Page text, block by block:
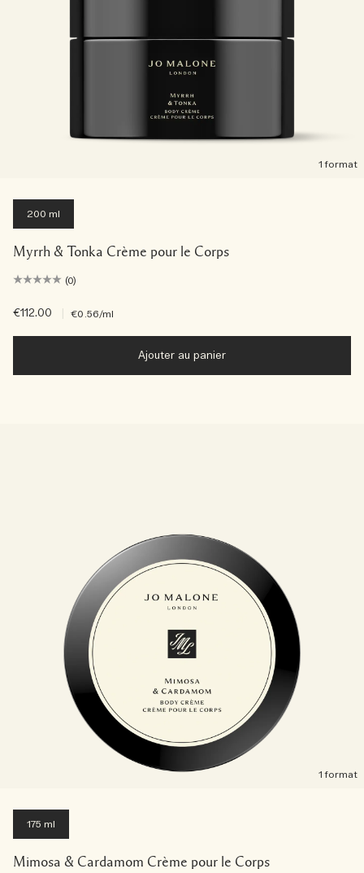
1 format
200 ml
Myrrh & Tonka Crème pour le Corps
(0)
€112.00 €0.56/ml
Ajouter au panier
1 format
175 ml
Mimosa & Cardamom Crème pour le Corps